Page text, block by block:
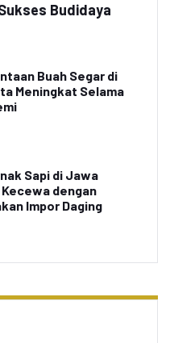
Budidaya
Buah Segar di
Meningkat Selama
Sapi di Jawa
dengan
Impor Daging